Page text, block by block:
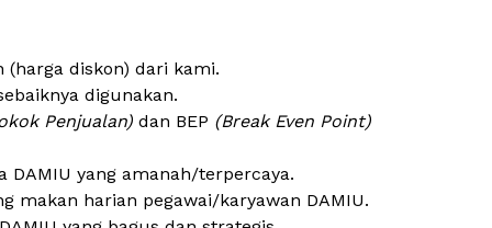
diskon) dari kami.
digunakan.
Penjualan) dan BEP (Break Even Point)
yang amanah/terpercaya.
makan harian pegawai/karyawan DAMIU.